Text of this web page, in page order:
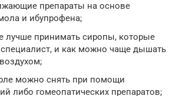
препараты на основе
и ибупрофена;
лучше принимать сиропы, которые
специалист, и как можно чаще дышать
можно снять при помощи
либо гомеопатических препаратов;